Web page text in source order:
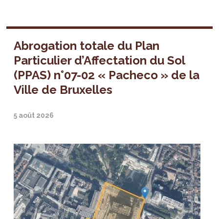
Abrogation totale du Plan
Particulier d’Affectation du Sol
(PPAS) n°07-02 « Pacheco » de la
Ville de Bruxelles
5 août 2026